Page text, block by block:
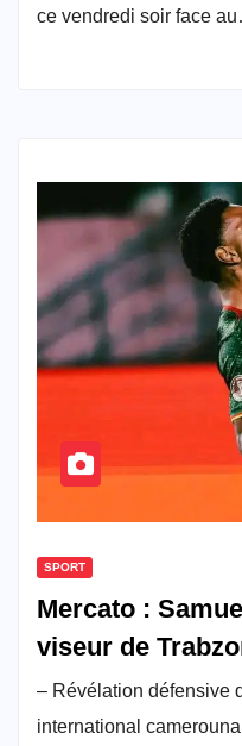
ce vendredi soir face
SPORT
Mercato :
viseur de
– Révélation défensive
international